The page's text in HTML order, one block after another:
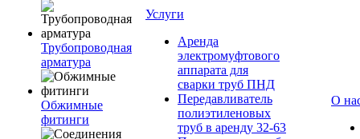
Трубопроводная
арматура
Обжимные
фитинги
Услуги
Аренда
электромуфтового
аппарата для
сварки труб ПНД
Передавливатель
полиэтиленовых
труб в аренду 32-63
О